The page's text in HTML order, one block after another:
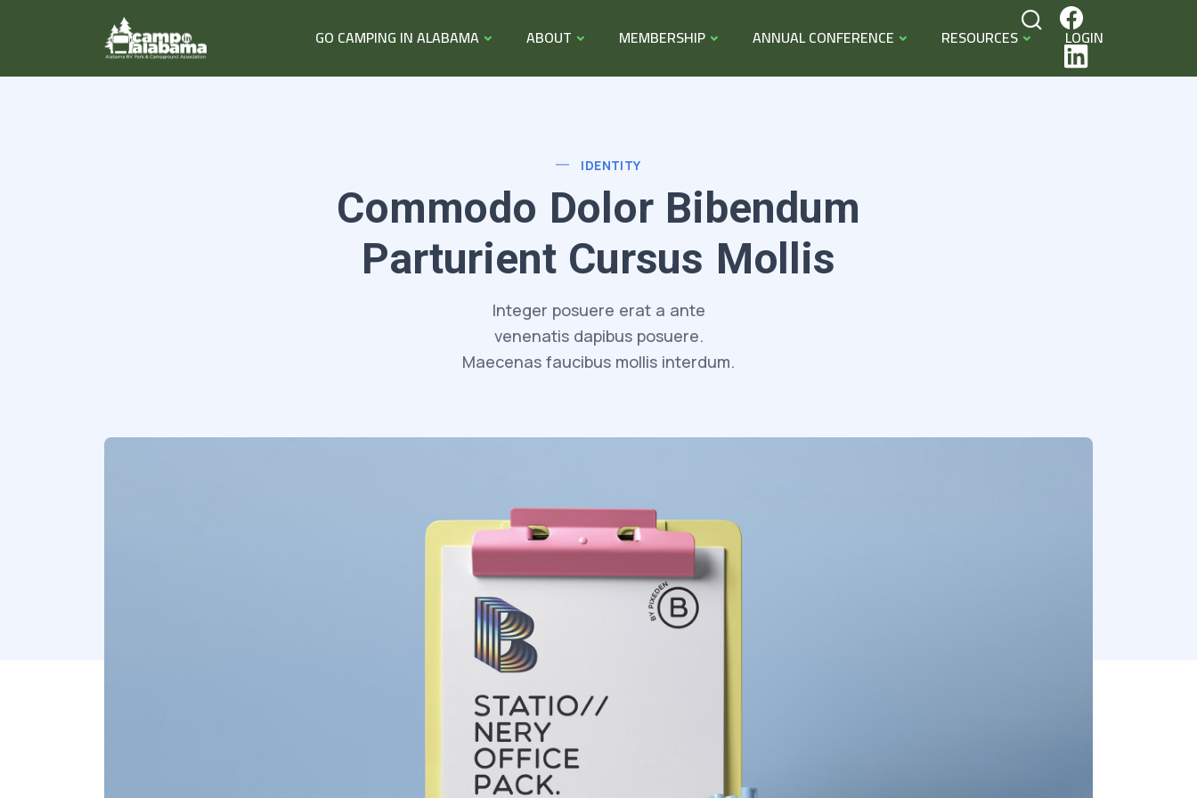
GO CAMPING IN ALABAMA ABOUT MEMBERSHIP ANNUAL CONFERENCE RESOURCES LOGIN
IDENTITY
Commodo Dolor Bibendum
Parturient Cursus Mollis
Integer posuere erat a ante
venenatis dapibus posuere.
Maecenas faucibus mollis interdum.